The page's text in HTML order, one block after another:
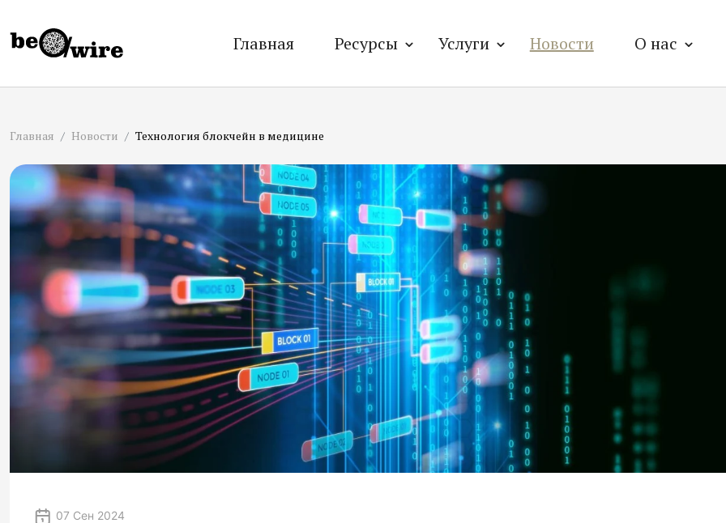
Главная Ресурсы Услуги Новости О нас
Главная Новости Технология блокчейн в медицине
07 Сен 2024